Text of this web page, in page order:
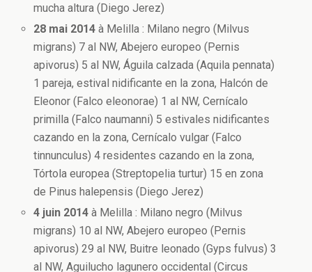
mucha altura (Diego Jerez)
28 mai 2014 à Melilla : Milano negro (Milvus
migrans) 7 al NW, Abejero europeo (Pernis
apivorus) 5 al NW, Águila calzada (Aquila pennata)
1 pareja, estival nidificante en la zona, Halcón de
Eleonor (Falco eleonorae) 1 al NW, Cernícalo
primilla (Falco naumanni) 5 estivales nidificantes
cazando en la zona, Cernícalo vulgar (Falco
tinnunculus) 4 residentes cazando en la zona,
Tórtola europea (Streptopelia turtur) 15 en zona
de Pinus halepensis (Diego Jerez)
4 juin 2014 à Melilla : Milano negro (Milvus
migrans) 10 al NW, Abejero europeo (Pernis
apivorus) 29 al NW, Buitre leonado (Gyps fulvus) 3
al NW, Aguilucho lagunero occidental (Circus